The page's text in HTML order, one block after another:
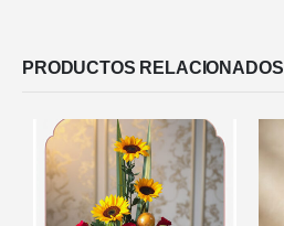
PRODUCTOS RELACIONADOS